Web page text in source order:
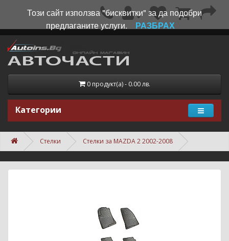
0 продукт(а) - 0.00 лв.
Категории
Стелки Стелки за MAZDA 2 2002-2008
Този сайт използва "бисквитки" за да подобри
предлаганите услуги.
РАЗБРАХ